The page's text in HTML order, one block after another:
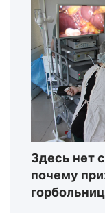
Здесь нет
почему